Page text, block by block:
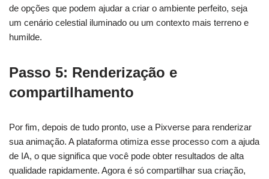
de opções que podem ajudar a criar o ambiente perfeito, seja
um cenário celestial iluminado ou um contexto mais terreno e
humilde.
Passo 5: Renderização e
compartilhamento
Por fim, depois de tudo pronto, use a Pixverse para renderizar
sua animação. A plataforma otimiza esse processo com a ajuda
de IA, o que significa que você pode obter resultados de alta
qualidade rapidamente. Agora é só compartilhar sua criação,